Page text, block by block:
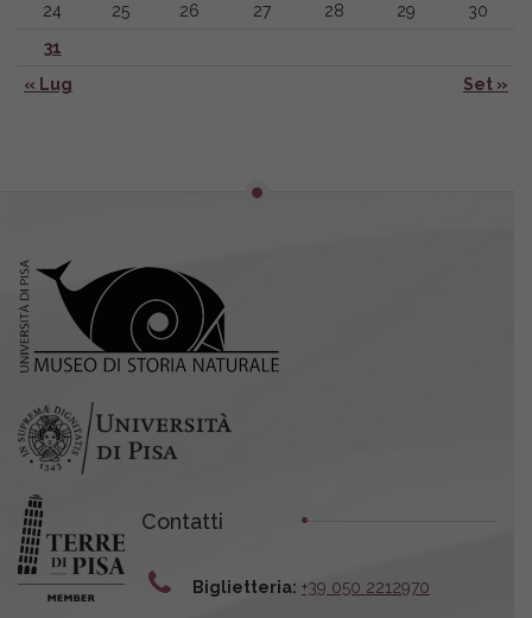
« Lug Set »
24
25 26 27 28 29
30
31
Contatti
Biglietteria: +39 050 2212970